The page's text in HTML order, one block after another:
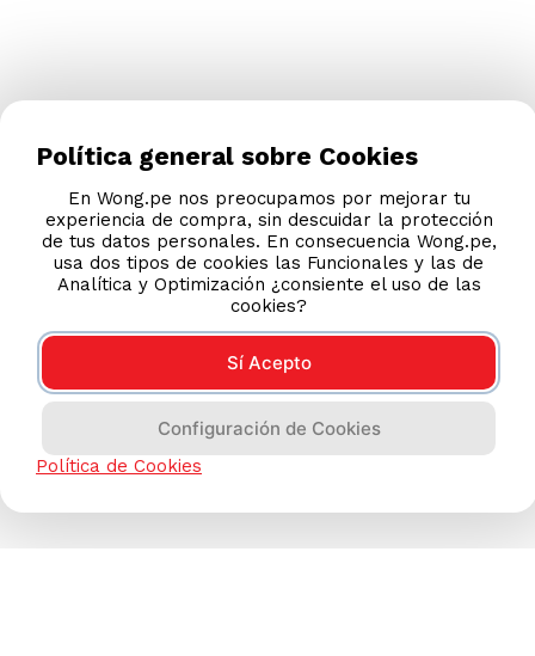
Política general sobre Cookies
En Wong.pe nos preocupamos por mejorar tu
experiencia de compra, sin descuidar la protección
de tus datos personales. En consecuencia Wong.pe,
usa dos tipos de cookies las Funcionales y las de
Analítica y Optimización ¿consiente el uso de las
cookies?
Sí Acepto
Configuración de Cookies
Política de Cookies